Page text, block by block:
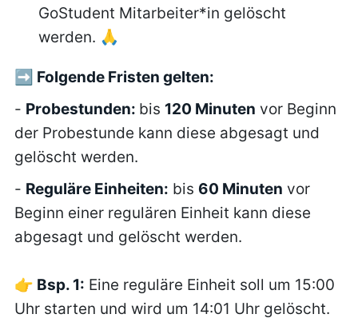
GoStudent Mitarbeiter*in gelöscht
werden. 🙏
➡ Folgende Fristen gelten:
- Probestunden: bis 120 Minuten vor Beginn
der Probestunde kann diese abgesagt und
gelöscht werden.
- Reguläre Einheiten: bis 60 Minuten vor
Beginn einer regulären Einheit kann diese
abgesagt und gelöscht werden.
👉 Bsp. 1: Eine reguläre Einheit soll um 15:00
Uhr starten und wird um 14:01 Uhr gelöscht.